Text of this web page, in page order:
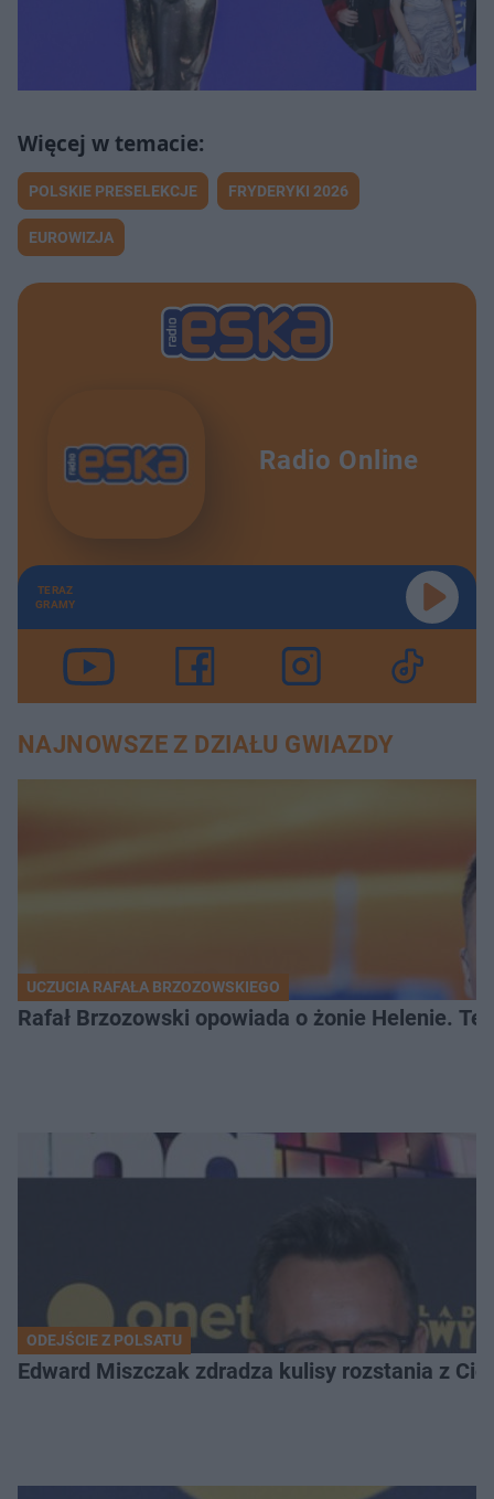
POLSKIE PRESELEKCJE FRYDERYKI 2026
EUROWIZJA
Radio Online
TERAZ
GRAMY
NAJNOWSZE Z DZIAŁU GWIAZDY
UCZUCIA RAFAŁA BRZOZOWSKIEGO
Rafał Brzozowski opowiada o żonie Helenie. Te
ODEJŚCIE Z POLSATU
Edward Miszczak zdradza kulisy rozstania z